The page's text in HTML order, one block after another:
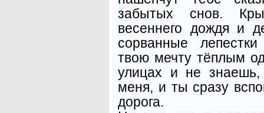
забытых снов.
весеннего дождя и
сорванные
твою мечту тёплым
улицах и не
меня, и ты сразу
дорога.